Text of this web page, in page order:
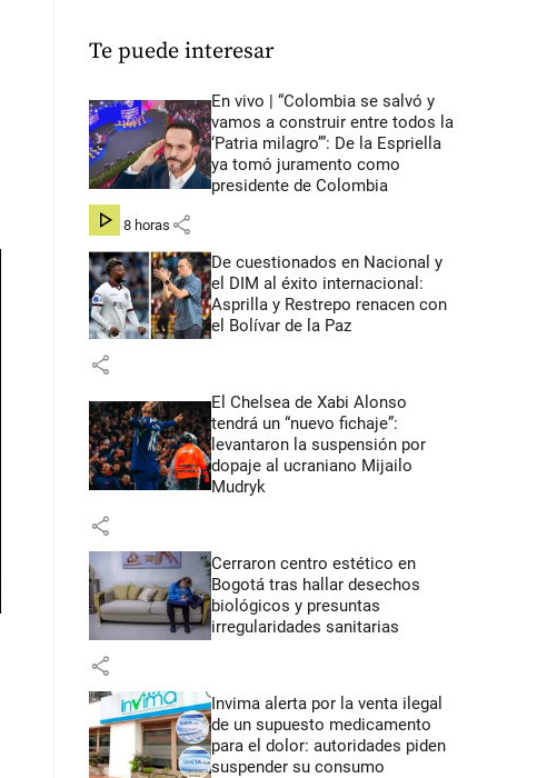
Te puede interesar
En vivo | “Colombia se salvó y
vamos a construir entre todos la
‘Patria milagro’”: De la Espriella
ya tomó juramento como
presidente de Colombia
hace 8 horas share
De cuestionados en Nacional y
el DIM al éxito internacional:
Asprilla y Restrepo renacen con
el Bolívar de la Paz
share
El Chelsea de Xabi Alonso
tendrá un “nuevo fichaje”:
levantaron la suspensión por
dopaje al ucraniano Mijailo
Mudryk
share
Cerraron centro estético en
Bogotá tras hallar desechos
biológicos y presuntas
irregularidades sanitarias
share
Invima alerta por la venta ilegal
de un supuesto medicamento
para el dolor: autoridades piden
suspender su consumo